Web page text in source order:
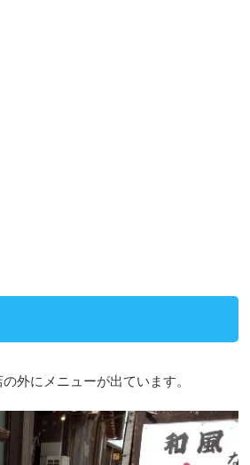
外にメニューが出ています。